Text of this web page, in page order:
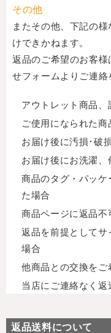
その他
またその他、下記の
けできかねます。
返品のご希望のお客
せフォームよりご連絡
アウトレット商品、
ご使用になられた商
お届け後に汚損･破
お届け後にお洗濯
商品のタグ・パッ
た場合
商品ページに返品不
返品を前提としてサ
場合
他商品との交換をご
当店にご連絡なく返
返品送料について